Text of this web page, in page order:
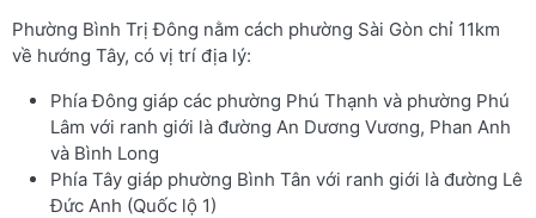
Phường Bình Trị Đông nằm cách phường Sài Gòn chỉ 11km
về hướng Tây, có vị trí địa lý:
Phía Đông giáp các phường Phú Thạnh và phường Phú
Lâm với ranh giới là đường An Dương Vương, Phan Anh
và Bình Long
Phía Tây giáp phường Bình Tân với ranh giới là đường Lê
Đức Anh (Quốc lộ 1)